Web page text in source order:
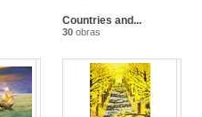
Countries and...
30 obras